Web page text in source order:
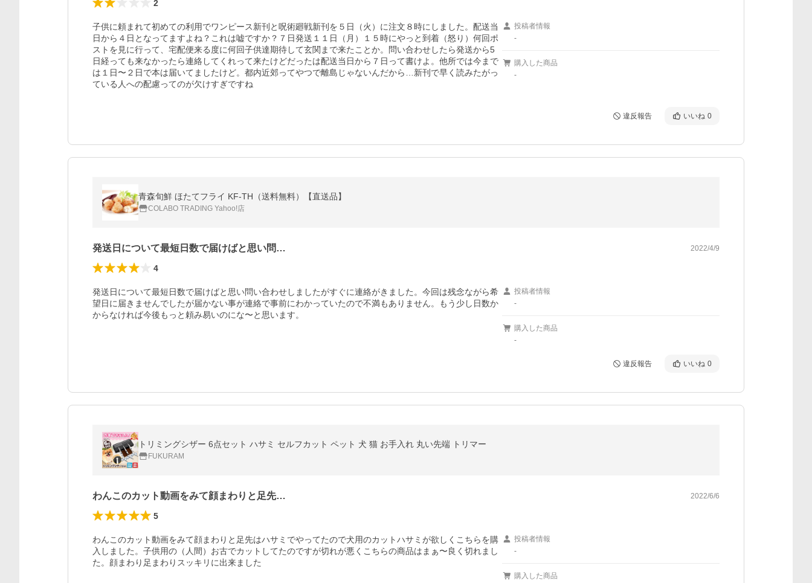
2
子供に頼まれて初めての利用でワンピース新刊と呪術廻戦新刊を５日（火）に注文８時にしました。配送当
日から４日となってますよね？これは嘘ですか？７日発送１１日（月）１５時にやっと到着（怒り）何回ポ
ストを見に行って、宅配便来る度に何回子供達期待して玄関まで来たことか。問い合わせしたら発送から5
日経っても来なかったら連絡してくれって来たけどだったは配送当日から７日って書けよ。他所では今まで
は１日〜２日で本は届いてましたけど。都内近郊ってやつで離島じゃないんだから…新刊で早く読みたがっ
ている人への配慮ってのが欠けすぎですね
投稿者情報
-
購入した商品
-
違反報告 いいね 0
青森旬鮮 ほたてフライ KF-TH（送料無料）【直送品】
COLABO TRADING Yahoo!店
発送日について最短日数で届けばと思い問… 2022/4/9
4
発送日について最短日数で届けばと思い問い合わせしましたがすぐに連絡がきました。今回は残念ながら希
望日に届きませんでしたが届かない事が連絡で事前にわかっていたので不満もありません。もう少し日数か
投稿者情報
-
購入した商品
-
違反報告 いいね 0
トリミングシザー 6点セット ハサミ セルフカット ペット 犬 猫 お手入れ 丸い先端 トリマー
FUKURAM
わんこのカット動画をみて顔まわりと足先… 2022/6/6
5
わんこのカット動画をみて顔まわりと足先はハサミでやってたので犬用のカットハサミが欲しくこちらを購
入しました。子供用の（人間）お古でカットしてたのですが切れが悪くこちらの商品はまぁ〜良く切れまし
た。顔まわり足まわりスッキリに出来ました
投稿者情報
-
購入した商品